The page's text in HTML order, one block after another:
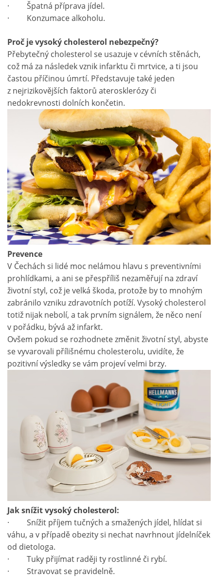
· Špatná příprava jídel.
· Konzumace alkoholu.
Proč je vysoký cholesterol nebezpečný?
Přebytečný cholesterol se usazuje v cévních stěnách,
což má za následek vznik infarktu či mrtvice, a ti jsou
častou příčinou úmrtí. Představuje také jeden
z nejrizikovějších faktorů aterosklerózy či
nedokrevnosti dolních končetin.
Prevence
V Čechách si lidé moc nelámou hlavu s preventivními
prohlídkami, a ani se přespříliš nezaměřují na zdraví
životní styl, což je velká škoda, protože by to mnohým
zabránilo vzniku zdravotních potíží. Vysoký cholesterol
totiž nijak nebolí, a tak prvním signálem, že něco není
v pořádku, bývá až infarkt.
Ovšem pokud se rozhodnete změnit životní styl, abyste
se vyvarovali přílišnému cholesterolu, uvidíte, že
pozitivní výsledky se vám projeví velmi brzy.
Jak snížit vysoký cholesterol:
· Snížit příjem tučných a smažených jídel, hlídat si
váhu, a v případě obezity si nechat navrhnout jídelníček
od dietologa.
· Tuky přijímat raději ty rostlinné či rybí.
· Stravovat se pravidelně.